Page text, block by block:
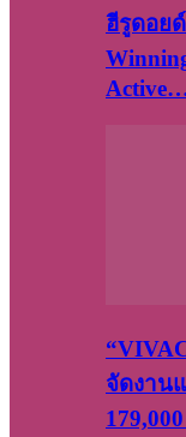
ฮีรูดอย
จัดงาน